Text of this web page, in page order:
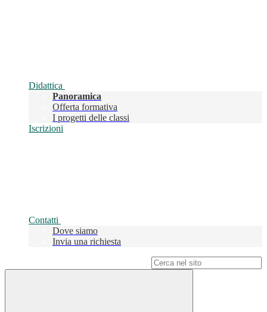
Didattica
Panoramica
Offerta formativa
I progetti delle classi
Iscrizioni
Contatti
Dove siamo
Invia una richiesta